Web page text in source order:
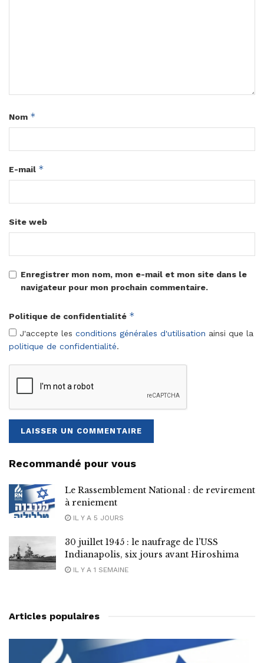
Nom *
E-mail *
Site web
Enregistrer mon nom, mon e-mail et mon site dans le
navigateur pour mon prochain commentaire.
Politique de confidentialité *
J'accepte les conditions générales d'utilisation ainsi que la
politique de confidentialité.
Recommandé pour vous
Le Rassemblement National : de revirement
à reniement
IL Y A 5 JOURS
30 juillet 1945 : le naufrage de l’USS
Indianapolis, six jours avant Hiroshima
IL Y A 1 SEMAINE
Articles populaires